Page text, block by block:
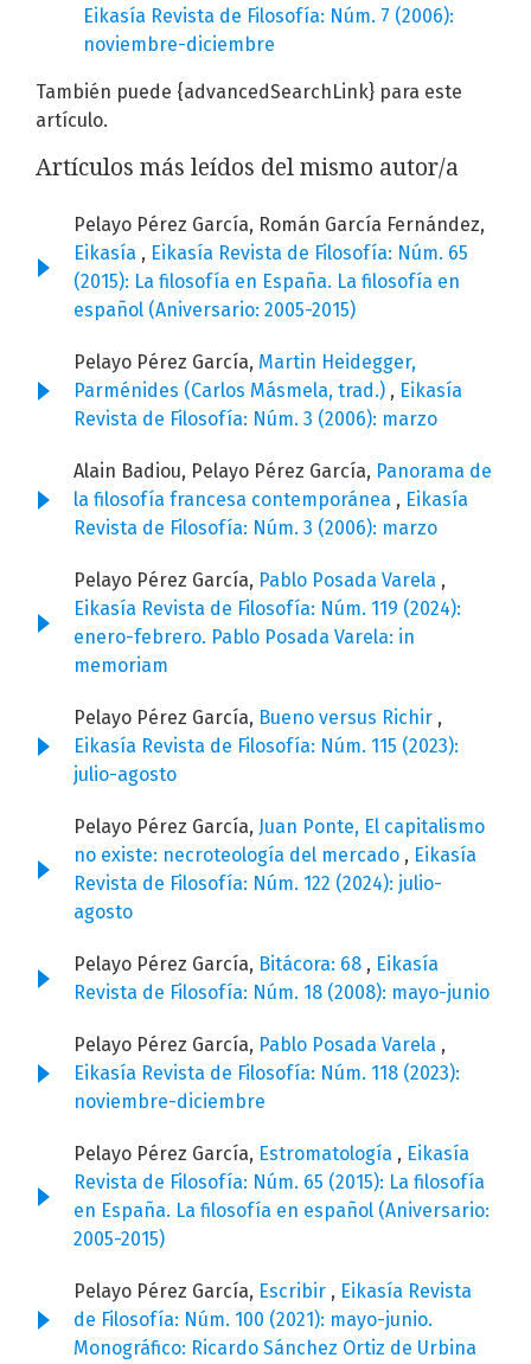
Eikasía Revista de Filosofía: Núm. 7 (2006):
noviembre-diciembre
También puede {advancedSearchLink} para este
artículo.
Artículos más leídos del mismo autor/a
Pelayo Pérez García, Román García Fernández,
Eikasía , Eikasía Revista de Filosofía: Núm. 65
(2015): La filosofía en España. La filosofía en
español (Aniversario: 2005-2015)
Pelayo Pérez García, Martin Heidegger,
Parménides (Carlos Másmela, trad.) , Eikasía
Revista de Filosofía: Núm. 3 (2006): marzo
Alain Badiou, Pelayo Pérez García, Panorama de
la filosofía francesa contemporánea , Eikasía
Revista de Filosofía: Núm. 3 (2006): marzo
Pelayo Pérez García, Pablo Posada Varela ,
Eikasía Revista de Filosofía: Núm. 119 (2024):
enero-febrero. Pablo Posada Varela: in
memoriam
Pelayo Pérez García, Bueno versus Richir ,
Eikasía Revista de Filosofía: Núm. 115 (2023):
julio-agosto
Pelayo Pérez García, Juan Ponte, El capitalismo
no existe: necroteología del mercado , Eikasía
Revista de Filosofía: Núm. 122 (2024): julio-
agosto
Pelayo Pérez García, Bitácora: 68 , Eikasía
Revista de Filosofía: Núm. 18 (2008): mayo-junio
Pelayo Pérez García, Pablo Posada Varela ,
Eikasía Revista de Filosofía: Núm. 118 (2023):
noviembre-diciembre
Pelayo Pérez García, Estromatología , Eikasía
Revista de Filosofía: Núm. 65 (2015): La filosofía
en España. La filosofía en español (Aniversario:
2005-2015)
Pelayo Pérez García, Escribir , Eikasía Revista
de Filosofía: Núm. 100 (2021): mayo-junio.
Monográfico: Ricardo Sánchez Ortiz de Urbina